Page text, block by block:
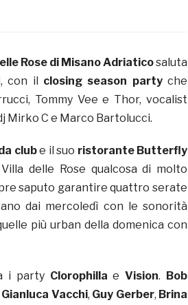
Rose di Misano Adriaticosaluta
con il closing season partyche
Tommy Vee e Thor, vocalist
Mirko C e Marco Bartolucci.
clube il suo ristorante Butterfly
delle Rose qualcosa di molto
saputo garantire quattro serate
dai mercoledì con le sonorità
più urban della domenica con
i party Clorophilla eVision. Bob
Gianluca Vacchi, Guy Gerber, Brina